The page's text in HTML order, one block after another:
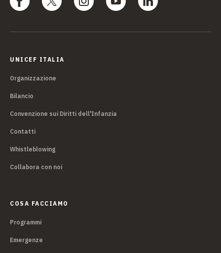
UNICEF ITALIA
Organizzazione
Bilancio
Convenzione sui Diritti dell'Infanzia
Contatti
Whistleblowing
Collabora con noi
COSA FACCIAMO
Programmi
Emergenze